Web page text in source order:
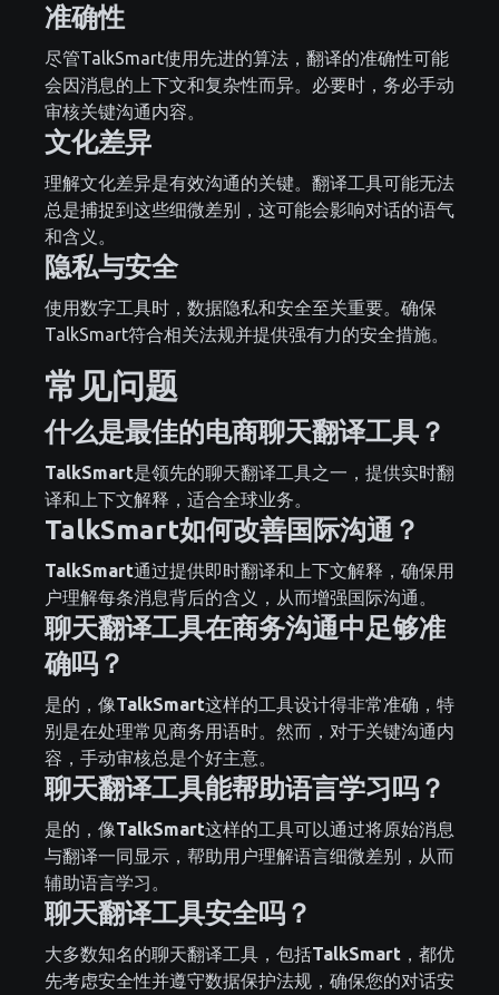
准确性
尽管TalkSmart使用先进的算法，翻译的准确性可能
会因消息的上下文和复杂性而异。必要时，务必手动
审核关键沟通内容。
文化差异
理解文化差异是有效沟通的关键。翻译工具可能无法
总是捕捉到这些细微差别，这可能会影响对话的语气
和含义。
隐私与安全
使用数字工具时，数据隐私和安全至关重要。确保
TalkSmart符合相关法规并提供强有力的安全措施。
常见问题
什么是最佳的电商聊天翻译工具？
TalkSmart是领先的聊天翻译工具之一，提供实时翻
译和上下文解释，适合全球业务。
TalkSmart如何改善国际沟通？
TalkSmart通过提供即时翻译和上下文解释，确保用
户理解每条消息背后的含义，从而增强国际沟通。
聊天翻译工具在商务沟通中足够准
确吗？
是的，像TalkSmart这样的工具设计得非常准确，特
别是在处理常见商务用语时。然而，对于关键沟通内
容，手动审核总是个好主意。
聊天翻译工具能帮助语言学习吗？
是的，像TalkSmart这样的工具可以通过将原始消息
与翻译一同显示，帮助用户理解语言细微差别，从而
辅助语言学习。
聊天翻译工具安全吗？
大多数知名的聊天翻译工具，包括TalkSmart ，都优
先考虑安全性并遵守数据保护法规，确保您的对话安